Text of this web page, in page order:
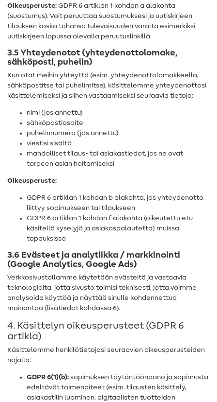
Oikeusperuste: GDPR 6 artiklan 1 kohdan a alakohta
(suostumus). Voit peruuttaa suostumuksesi ja uutiskirjeen
tilauksen koska tahansa tulevaisuuden varalta esimerkiksi
uutiskirjeen lopussa olevalla peruutuslinkillä.
3.5 Yhteydenotot (yhteydenottolomake,
sähköposti, puhelin)
Kun otat meihin yhteyttä (esim. yhteydenottolomakkeella,
sähköpostitse tai puhelimitse), käsittelemme yhteydenottosi
käsittelemiseksi ja siihen vastaamiseksi seuraavia tietoja:
nimi (jos annettu)
sähköpostiosoite
puhelinnumero (jos annettu)
viestisi sisältö
mahdolliset tilaus- tai asiakastiedot, jos ne ovat
tarpeen asian hoitamiseksi
Oikeusperuste:
GDPR 6 artiklan 1 kohdan b alakohta, jos yhteydenotto
liittyy sopimukseen tai tilaukseen
GDPR 6 artiklan 1 kohdan f alakohta (oikeutettu etu
käsitellä kyselyjä ja asiakaspalautetta) muissa
tapauksissa
3.6 Evästeet ja analytiikka / markkinointi
(Google Analytics, Google Ads)
Verkkosivustollamme käytetään evästeitä ja vastaavia
teknologioita, jotta sivusto toimisi teknisesti, jotta voimme
analysoida käyttöä ja näyttää sinulle kohdennettua
mainontaa (lisätiedot kohdassa 6).
4. Käsittelyn oikeusperusteet (GDPR 6
artikla)
Käsittelemme henkilötietojasi seuraavien oikeusperusteiden
nojalla:
GDPR 6(1)(b): sopimuksen täytäntöönpano ja sopimusta
edeltävät toimenpiteet (esim. tilausten käsittely,
asiakastilin luominen, digitaalisten tuotteiden